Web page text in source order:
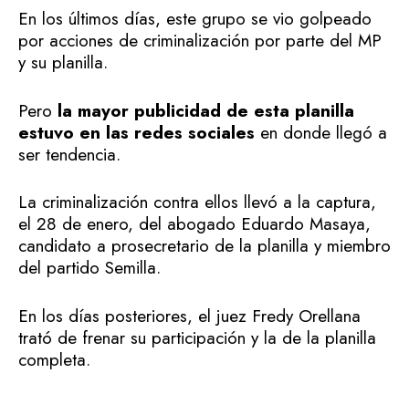
En los últimos días, este grupo se vio golpeado
por acciones de criminalización por parte del MP
y su planilla.
Pero la mayor publicidad de esta planilla
estuvo en las redes sociales en donde llegó a
ser tendencia.
La criminalización contra ellos llevó a la captura,
el 28 de enero, del abogado Eduardo Masaya,
candidato a prosecretario de la planilla y miembro
del partido Semilla.
En los días posteriores, el juez Fredy Orellana
trató de frenar su participación y la de la planilla
completa.